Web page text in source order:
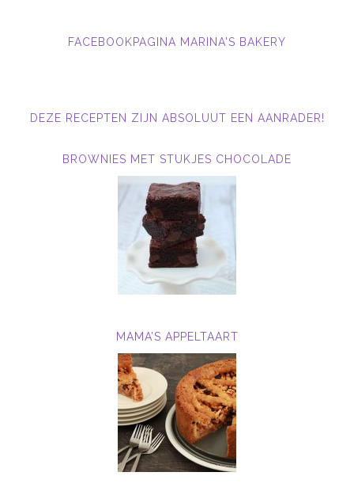
FACEBOOKPAGINA MARINA'S BAKERY
DEZE RECEPTEN ZIJN ABSOLUUT EEN AANRADER!
BROWNIES MET STUKJES CHOCOLADE
MAMA’S APPELTAART